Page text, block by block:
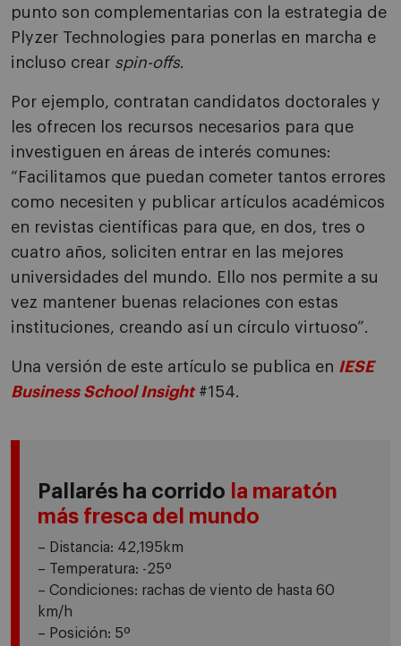
punto son complementarias con la estrategia de
Plyzer Technologies para ponerlas en marcha e
incluso crear spin-offs.
Por ejemplo, contratan candidatos doctorales y
les ofrecen los recursos necesarios para que
investiguen en áreas de interés comunes:
“Facilitamos que puedan cometer tantos errores
como necesiten y publicar artículos académicos
en revistas científicas para que, en dos, tres o
cuatro años, soliciten entrar en las mejores
universidades del mundo. Ello nos permite a su
vez mantener buenas relaciones con estas
instituciones, creando así un círculo virtuoso”.
Una versión de este artículo se publica en IESE
Business School Insight#154.
Pallarés ha corrido
la maratón
más fresca del mundo
– Distancia: 42,195km
– Temperatura: -25º
– Condiciones: rachas de viento de hasta 60
km/h
– Posición: 5º